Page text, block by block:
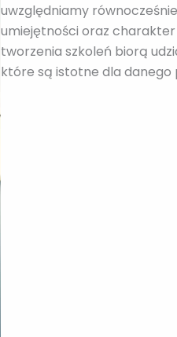
uwzględniamy
umiejętności oraz charakter
tworzenia szkoleń biorą
które są istotne dla danego